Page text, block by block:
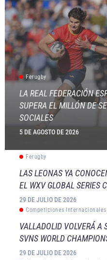
Ferugby
LA REAL FEDERACIÓN
SUPERA EL MILLÓN DE
SOCIALES
5 DE AGOSTO DE 2026
Ferugby
LAS LEONAS YA
EL WXV GLOBAL SERIES
29 DE JULIO DE 2026
Competiciones Internacionales
VALLADOLID VOLVERÁ A
SVNS WORLD
29 DE JULIO DE 2026